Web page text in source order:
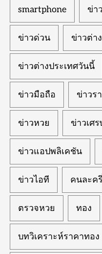
smartphone ข่าว
ข่าวด่วน ข่าวต่า
ข่าวต่างประเทศวันนี้
ข่าวมือถือ ข่าวร
ข่าวหวย ข่าวเศ
ข่าวแอปพลิเคชัน
ข่าวไอที คนละค
ตรวจหวย ทอง
บทวิเคราะห์ราคาทอง